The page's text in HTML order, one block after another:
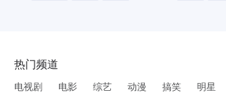
热门频道
电视剧 电影 综艺 动漫 搞笑 明星